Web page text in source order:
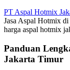
PT Aspal Hotmix
Jasa Aspal Hotmix
harga aspal hotmix
Panduan
Jakarta Timur